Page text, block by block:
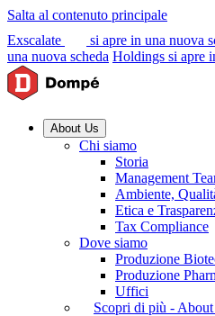
Salta al contenuto principale
Exscalate
si apre in una nuova
una nuova scheda Holdings si apre
About Us
Chi siamo
Storia
Management
Ambiente,
Etica e
Tax Compliance
Dove siamo
Produzione
Produzione
Uffici
Scopri di più -